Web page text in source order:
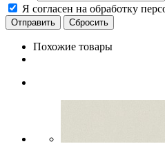
Я согласен на обработку
Сбросить
Похожие товары